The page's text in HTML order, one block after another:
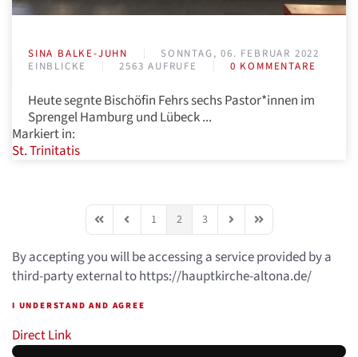
SINA BALKE-JUHN
SONNTAG, 06. FEBRUAR 2022
EINBLICKE
2563 AUFRUFE 0 KOMMENTARE
Heute segnte Bischöfin Fehrs sechs Pastor*innen im
Sprengel Hamburg und Lübeck ...
Markiert in:
St. Trinitatis
First PagePrevious Page
1 2 3 Next PageLast Page
By accepting you will be accessing a service provided by a
third-party external to https://hauptkirche-altona.de/
I UNDERSTAND AND AGREE
Direct Link